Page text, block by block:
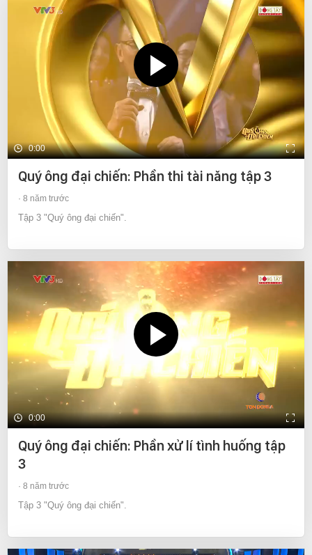
0:00
Quý ông đại chiến: Phần thi tài năng tập 3
8 năm trước
Tập 3 "Quý ông đại chiến".
0:00
Quý ông đại chiến: Phần xử lí tình huống tập
3
8 năm trước
Tập 3 "Quý ông đại chiến".